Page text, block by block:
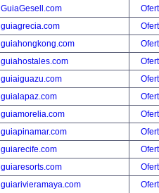
GuiaGesell.com
guiagrecia.com
guiahongkong.com
guiahostales.com
guiaiguazu.com
guialapaz.com
guiamorelia.com
guiapinamar.com
guiarecife.com
guiaresorts.com
guiarivieramaya.com